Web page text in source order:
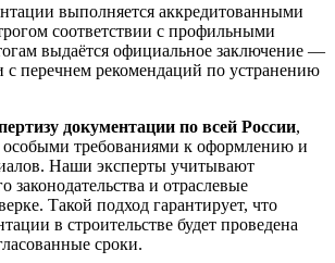
выполняется аккредитованными
соответствии с профильными
выдаётся официальное заключение —
с перечнем рекомендаций по устранению
документации по всей России,
особыми требованиями к оформлению и
Наши эксперты учитывают
законодательства и отраслевые
Такой подход гарантирует, что
в строительстве будет проведена
сроки.